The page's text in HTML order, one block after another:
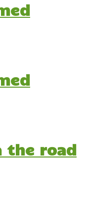
the road